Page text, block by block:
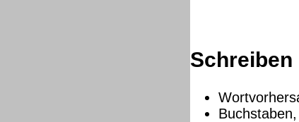
Schreiben